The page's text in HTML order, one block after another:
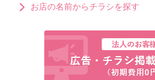
お店の名前からチラシを探す